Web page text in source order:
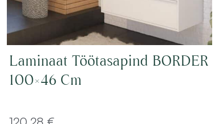
Laminaat Töötasapind BORDER
100×46 Cm